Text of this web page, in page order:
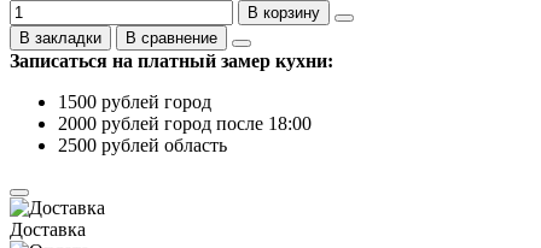
В корзину
В закладки
В сравнение
Записаться на платный замер кухни:
1500 рублей город
2000 рублей город после 18:00
2500 рублей область
Доставка